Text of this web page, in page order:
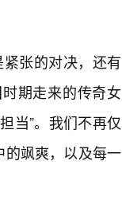
张的对决，还有
期走来的传奇女
当”。我们不再仅
飒爽，以及每一